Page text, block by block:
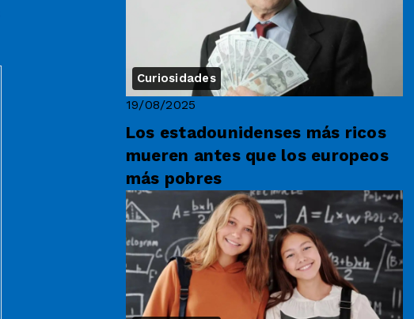
Curiosidades
19/08/2025
Los estadounidenses más ricos
mueren antes que los europeos
más pobres